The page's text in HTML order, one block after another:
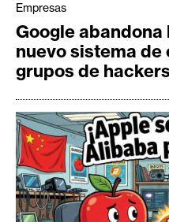
Empresas
Google
nuevo sistema de
grupos de hackers